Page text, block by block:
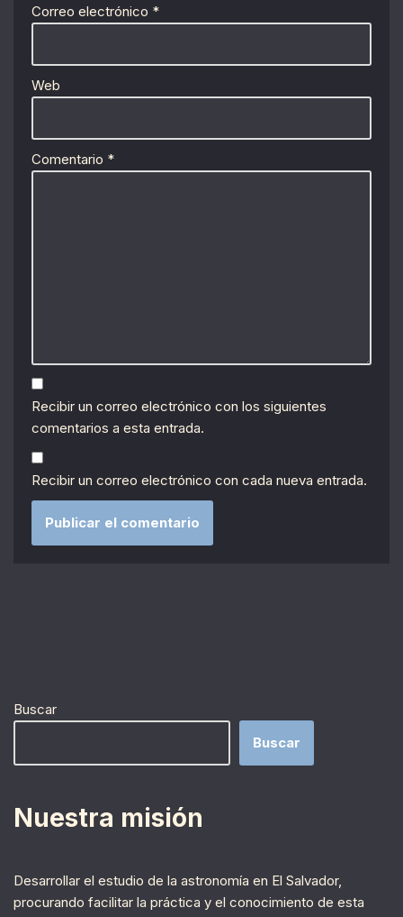
Correo electrónico *
Web
Comentario *
Recibir un correo electrónico con los siguientes
comentarios a esta entrada.
Recibir un correo electrónico con cada nueva entrada.
Buscar
Buscar
Nuestra misión
Desarrollar el estudio de la astronomía en El Salvador,
procurando facilitar la práctica y el conocimiento de esta